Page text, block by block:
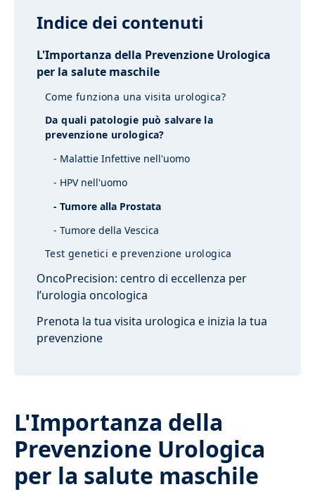
Indice dei contenuti
L'Importanza della Prevenzione Urologica
per la salute maschile
Come funziona una visita urologica?
Da quali patologie può salvare la
prevenzione urologica?
- Malattie Infettive nell'uomo
- HPV nell'uomo
- Tumore alla Prostata
- Tumore della Vescica
Test genetici e prevenzione urologica
OncoPrecision: centro di eccellenza per
l’urologia oncologica
Prenota la tua visita urologica e inizia la tua
prevenzione
L'Importanza della
Prevenzione Urologica
per la salute maschile